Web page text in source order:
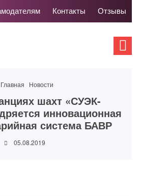
Контакты Отзывы
Главная Новости
шахт «СУЭК-
инновационная
система БАВР
05.08.2019